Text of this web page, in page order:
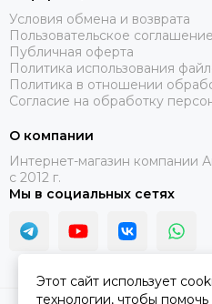
Условия обмена и возврата
Пользовательское соглашение
Публичная оферта
Политика использования
Политика в отношении
Согласие на обработку
О компании
Интернет-магазин компании
с 2012 г.
Мы в социальных сетях
Этот сайт использует
технологии, чтобы